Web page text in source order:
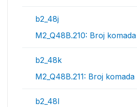
b2_48j
M2_Q48B.210: Broj komada
b2_48k
M2_Q48B.211: Broj komada
b2_48l